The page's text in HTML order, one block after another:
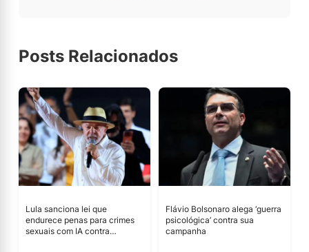
Posts Relacionados
Lula sanciona lei que
endurece penas para crimes
sexuais com IA contra
Flávio Bolsonaro alega ‘guerra
psicológica’ contra sua
campanha